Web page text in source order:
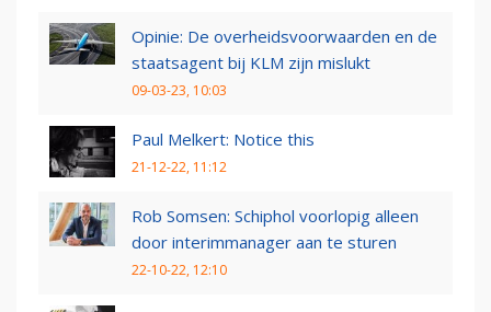
Opinie: De overheidsvoorwaarden en de
staatsagent bij KLM zijn mislukt
09-03-23, 10:03
Paul Melkert: Notice this
21-12-22, 11:12
Rob Somsen: Schiphol voorlopig alleen
door interimmanager aan te sturen
22-10-22, 12:10